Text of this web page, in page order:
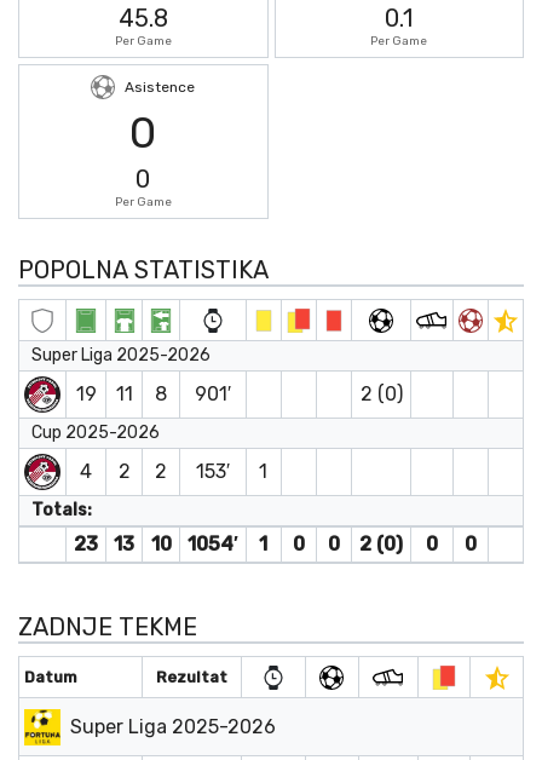
45.8
Per Game
0.1
Per Game
Asistence
0
0
Per Game
POPOLNA STATISTIKA
Super Liga 2025-2026
19 11 8 901′ 2 (0)
Cup 2025-2026
4 2 2 153′ 1
Totals:
23 13 10 1054′ 1 0 0 2 (0) 0 0
ZADNJE TEKME
Datum Rezultat
Super Liga 2025-2026